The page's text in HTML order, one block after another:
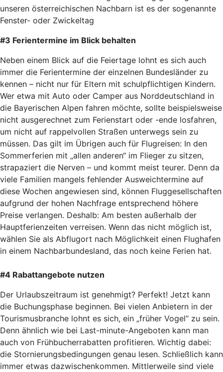
unseren österreichischen Nachbarn ist es der sogenannte
Fenster- oder Zwickeltag
#3 Ferientermine im Blick behalten
Neben einem Blick auf die Feiertage lohnt es sich auch
immer die Ferientermine der einzelnen Bundesländer zu
kennen – nicht nur für Eltern mit schulpflichtigen Kindern.
Wer etwa mit Auto oder Camper aus Norddeutschland in
die Bayerischen Alpen fahren möchte, sollte beispielsweise
nicht ausgerechnet zum Ferienstart oder -ende losfahren,
um nicht auf rappelvollen Straßen unterwegs sein zu
müssen. Das gilt im Übrigen auch für Flugreisen: In den
Sommerferien mit „allen anderen“ im Flieger zu sitzen,
strapaziert die Nerven – und kommt meist teurer­. Denn da
viele Familien mangels fehlender Ausweichtermine auf
diese Wochen angewiesen sind, können Fluggesellschaften
aufgrund der hohen Nachfrage entsprechend höhere
Preise verlangen. Deshalb: Am besten außerhalb der
Hauptferienzeiten verreisen. Wenn das nicht möglich ist,
wählen Sie als Abflugort nach Möglichkeit einen Flughafen
in einem Nachbarbundesland, das noch keine Ferien hat.
#4 Rabattangebote nutzen
Der Urlaubszeitraum ist genehmigt? Perfekt! Jetzt kann
die Buchungsphase beginnen. Bei vielen Anbietern in der
Tourismusbranche lohnt es sich, ein „früher Vogel“ zu sein.
Denn ähnlich wie bei Last-minute-Angeboten kann man
auch von Frühbucherrabatten profitieren. Wichtig dabei:
die Stornierungsbedingungen genau lesen. Schließlich kann
immer etwas dazwischenkommen. Mittlerweile sind viele